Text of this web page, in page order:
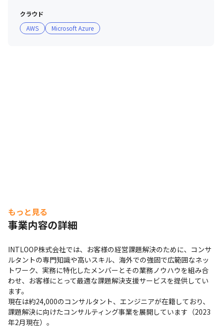
クラウド
AWS
Microsoft Azure
もっと見る
事業内容の詳細
INTLOOP株式会社では、お客様の経営課題解決のために、コンサ
ルタントの専門知識や高いスキル、海外での強固で広範囲なネッ
トワーク、実務に特化したメンバーとその業務ノウハウを組み合
わせ、お客様にとって最適な課題解決支援サービスを提供してい
ます。
現在は約24,000のコンサルタント、エンジニアが在籍しており、
課題解決に向けたコンサルティング事業を展開しています（2023
年2月現在）。